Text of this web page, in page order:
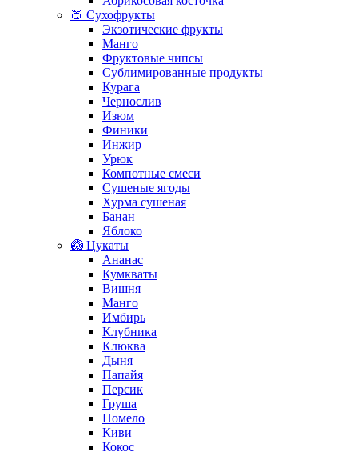
🍑 Сухофрукты
Экзотические фрукты
Манго
Фруктовые чипсы
Сублимированные продукты
Курага
Чернослив
Изюм
Финики
Инжир
Урюк
Компотные смеси
Сушеные ягоды
Хурма сушеная
Банан
Яблоко
🥝 Цукаты
Ананас
Кумкваты
Вишня
Манго
Имбирь
Клубника
Клюква
Дыня
Папайя
Персик
Груша
Помело
Киви
Кокос